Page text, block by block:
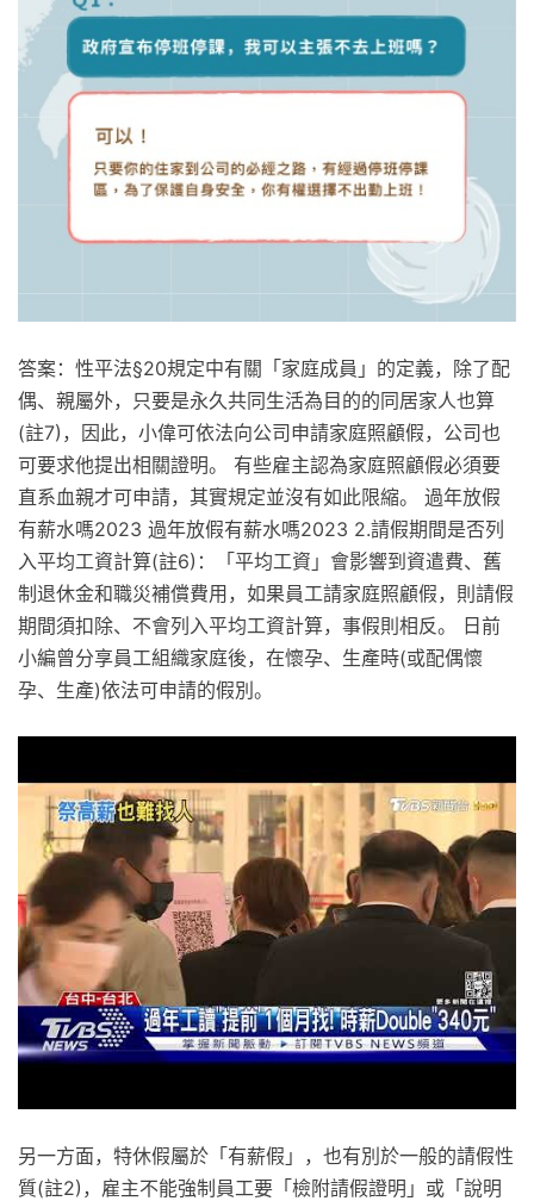
答案：性平法§20規定中有關「家庭成員」的定義，除了配
偶、親屬外，只要是永久共同生活為目的的同居家人也算
(註7)，因此，小偉可依法向公司申請家庭照顧假，公司也
可要求他提出相關證明。 有些雇主認為家庭照顧假必須要
直系血親才可申請，其實規定並沒有如此限縮。 過年放假
有薪水嗎2023 過年放假有薪水嗎2023 2.請假期間是否列
入平均工資計算(註6)：「平均工資」會影響到資遣費、舊
制退休金和職災補償費用，如果員工請家庭照顧假，則請假
期間須扣除、不會列入平均工資計算，事假則相反。 日前
小編曾分享員工組織家庭後，在懷孕、生產時(或配偶懷
孕、生產)依法可申請的假別。
另一方面，特休假屬於「有薪假」，也有別於一般的請假性
質(註2)，雇主不能強制員工要「檢附請假證明」或「說明